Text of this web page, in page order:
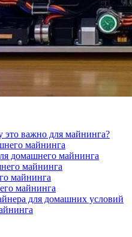
это важно для майнинга?
майнинга
домашнего майнинга
майнинга
майнинга
майнинга
для домашних условий